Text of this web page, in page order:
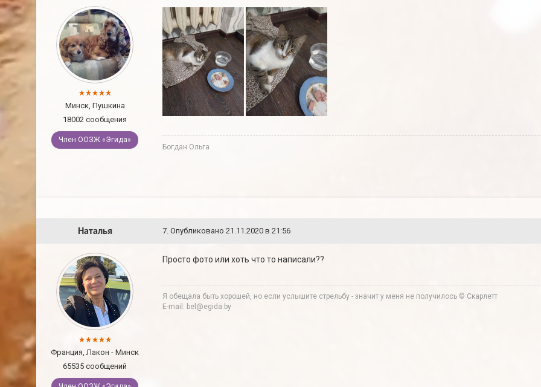
Минск, Пушкина
18002 сообщения
Член ООЗЖ «Эгида»
Богдан Ольга
Наталья 7. Опубликовано 21.11.2020 в 21:56
Франция, Лакон - Минск
65535 сообщений
Просто фото или хоть что то написали??
Я обещала быть хорошей, но если услышите стрельбу - значит у меня не получилось © Скарлетт
E-mail: bel@egida.by